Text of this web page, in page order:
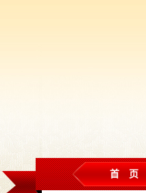
首 页